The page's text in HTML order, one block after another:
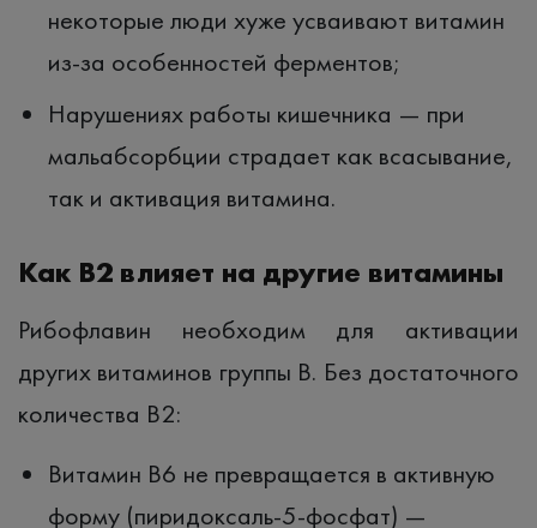
некоторые люди хуже усваивают витамин
из-за особенностей ферментов;
Нарушениях работы кишечника — при
мальабсорбции страдает как всасывание,
так и активация витамина.
Как B2 влияет на другие витамины
Рибофлавин необходим для активации
других витаминов группы B. Без достаточного
количества B2:
Витамин B6 не превращается в активную
форму (пиридоксаль-5-фосфат) —